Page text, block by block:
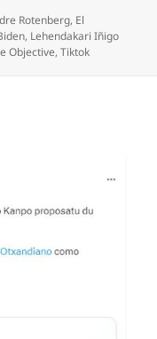
Rotenberg, El
, Lehendakari Iñigo
Objective,Tiktok